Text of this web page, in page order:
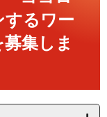
するワー
集しま